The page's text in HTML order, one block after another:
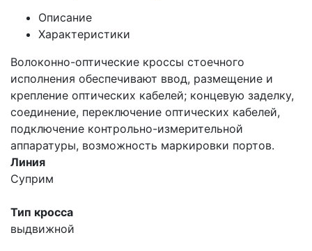
Описание
Характеристики
Волоконно-оптические кроссы стоечного
исполнения обеспечивают ввод, размещение и
крепление оптических кабелей; концевую заделку,
соединение, переключение оптических кабелей,
подключение контрольно-измерительной
аппаратуры, возможность маркировки портов.
Линия
Суприм
Тип кросса
выдвижной